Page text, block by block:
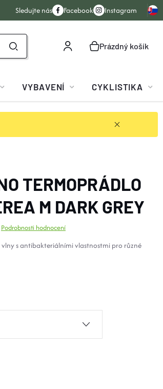
Sledujte nás Facebook Instagram
NÁKUPNÍ
Prázdný košík
VYBAVENÍ CYKLISTIKA
TERMOPRÁDLO
M DARK GREY
Podrobnosti hodnocení
vlny s antibakteriálními vlastnostmi pro různé